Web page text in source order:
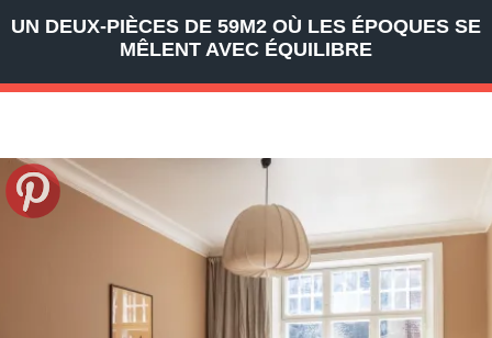
UN DEUX-PIÈCES DE 59M2 OÙ LES ÉPOQUES SE
MÊLENT AVEC ÉQUILIBRE